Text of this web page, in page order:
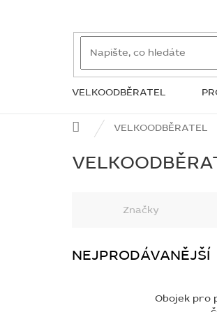
VELKOODBĚRATEL
ZNAČKY
Domů VELKOODBĚRATEL
Značky
NEJPRODÁVANĚJŠÍ
Obojek pro